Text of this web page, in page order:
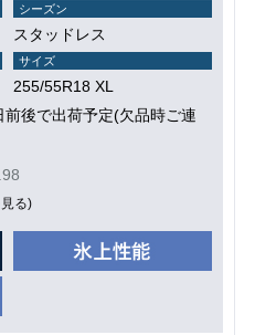
シーズン
スタッドレス
サイズ
255/55R18 XL
後で出荷予定(欠品時ご連
る)